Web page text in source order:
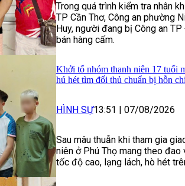
Trong quá trình kiểm tra nhân
TP Cần Thơ, Công an phường
Huy, người đang bị Công an
bán hàng cấm.
Khởi tố nhóm thanh niên 17 tuổi
hú hét tìm đối thủ chuẩn bị hỗn
HÌNH SỰ13:51 07/08/2026
Sau mâu thuẫn khi tham gia
niên ở Phú Thọ mang theo
tốc độ cao, lạng lách, hò hét